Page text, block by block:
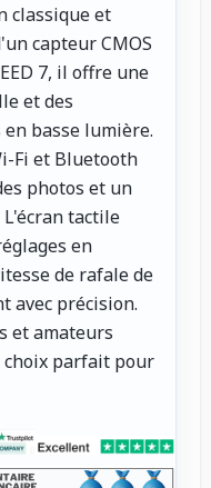
classique et
capteur CMOS
7, il offre une
et des
basse lumière.
Fi et Bluetooth
photos et un
tactile
en
de rafale de
avec précision.
et amateurs
choix parfait pour